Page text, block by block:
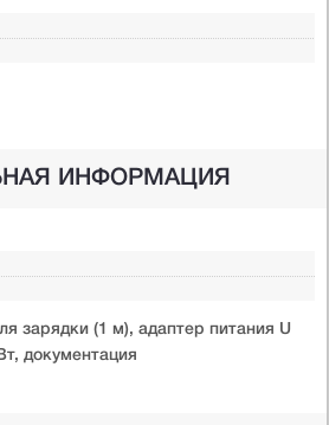
ИНФОРМАЦИЯ
зарядки (1 м), адаптер питания U
документация